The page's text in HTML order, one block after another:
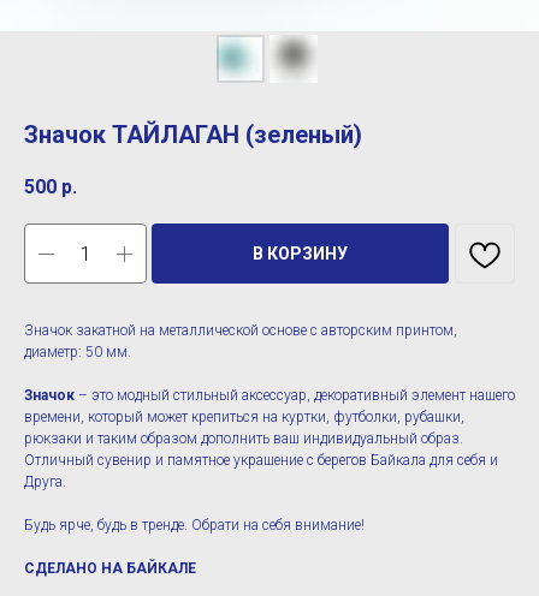
Значок ТАЙЛАГАН (зеленый)
500 р.
В КОРЗИНУ
Значок закатной на металлической основе с авторским принтом,
диаметр: 50 мм.
Значок – это модный стильный аксессуар, декоративный элемент нашего
времени, который может крепиться на куртки, футболки, рубашки,
рюкзаки и таким образом дополнить ваш индивидуальный образ.
Отличный сувенир и памятное украшение с берегов Байкала для себя и
Друга.
Будь ярче, будь в тренде. Обрати на себя внимание!
СДЕЛАНО НА БАЙКАЛЕ